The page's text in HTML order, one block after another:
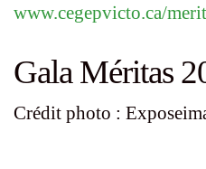
www.cegepvicto.ca/
Gala Méritas
Crédit photo :